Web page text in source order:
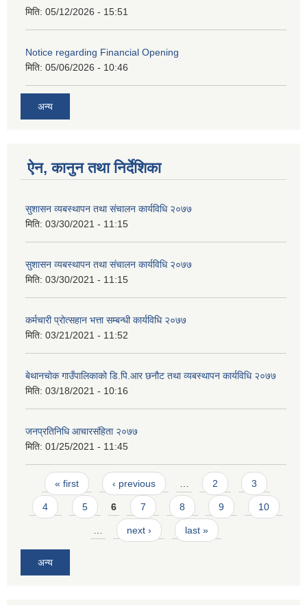
मिति: 05/12/2026 - 15:51
Notice regarding Financial Opening
मिति: 05/06/2026 - 10:46
अन्य
ऐन, कानुन तथा निर्देशिका
सुशासन व्यबस्थापन तथा संचालन कार्यविधि २०७७
मिति: 03/30/2021 - 11:15
सुशासन व्यबस्थापन तथा संचालन कार्यविधि २०७७
मिति: 03/30/2021 - 11:15
कर्मचारी प्रोत्सहान भत्ता सम्बन्धी कार्यविधि २०७७
मिति: 03/21/2021 - 11:52
बेथानचोक गाउँपालिकाको डि.पि.आर छनौट तथा व्यबस्थापन कार्यविधि २०७७
मिति: 03/18/2021 - 10:16
जनप्रतिनिधि आचारसंहिता २०७७
मिति: 01/25/2021 - 11:45
Pages
« first ‹ previous … 2 3
4 5 6 7 8 9 10
… next › last »
अन्य